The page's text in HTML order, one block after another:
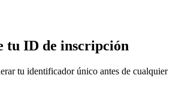
tu ID de inscripción
tu identificador único antes de cualquier